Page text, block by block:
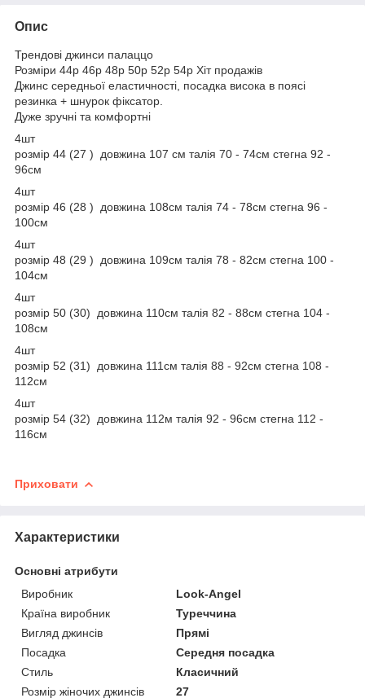
Опис
Трендові джинси палаццо
Розміри 44р 46р 48р 50р 52р 54р Хіт продажів
Джинс середньої еластичності, посадка висока в поясі
резинка + шнурок фіксатор.
Дуже зручні та комфортні
4шт
розмір 44 (27 ) довжина 107 см талія 70 - 74см стегна 92 -
96см
4шт
розмір 46 (28 ) довжина 108см талія 74 - 78см стегна 96 -
100см
4шт
розмір 48 (29 ) довжина 109см талія 78 - 82см стегна 100 -
104см
4шт
розмір 50 (30) довжина 110см талія 82 - 88см стегна 104 -
108см
4шт
розмір 52 (31) довжина 111см талія 88 - 92см стегна 108 -
112см
4шт
розмір 54 (32) довжина 112м талія 92 - 96см стегна 112 -
116см
Приховати
Характеристики
Основні атрибути
Виробник
Look-Angel
Країна виробник
Туреччина
Вигляд джинсів
Прямі
Посадка
Середня посадка
Стиль
Класичний
Розмір жіночих джинсів
27